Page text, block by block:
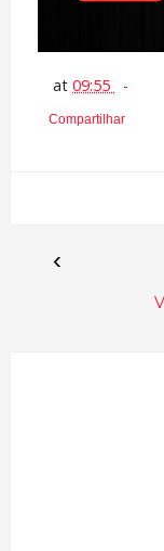
at09:55
Compartilhar
‹